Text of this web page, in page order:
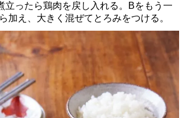
立ったら鶏肉を戻し入れる。Bをもう一
加え、大きく混ぜてとろみをつける。